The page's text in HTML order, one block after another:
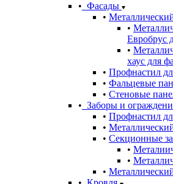
Фасады
Евробрус
хаус для
Профнастил
Фальцевые
Стеновые
Заборы и
Профнастил
Секционные